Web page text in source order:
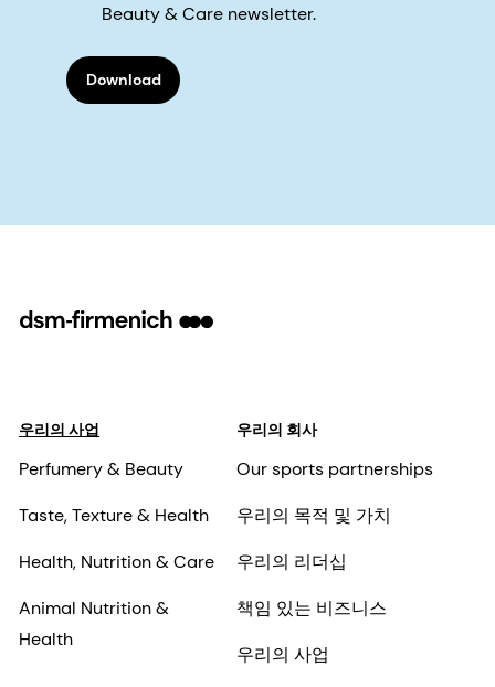
Beauty & Care newsletter.
Download
우리의 사업
Perfumery & Beauty
Taste, Texture & Health
Health, Nutrition & Care
Animal Nutrition &
Health
우리의 회사
Our sports partnerships
우리의 목적 및 가치
우리의 리더십
책임 있는 비즈니스
우리의 사업